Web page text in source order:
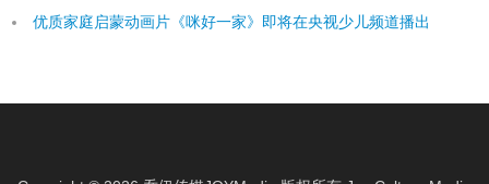
优质家庭启蒙动画片《咪好一家》即将在央视少儿频道播出